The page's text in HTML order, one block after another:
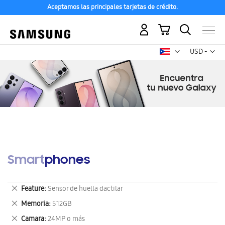
Aceptamos las principales tarjetas de crédito.
USD -
dólar
Mi carrito
Smartphones
Feature Sensor de huella dactilar
Eliminar
este
artículo
Memoria 512GB
Eliminar
este
Camara 24MP o más
Eliminar